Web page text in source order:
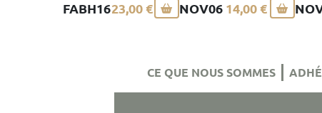
FABH1623,00 € NOV06 14,00 €
CE QUE NOUS SOMMES